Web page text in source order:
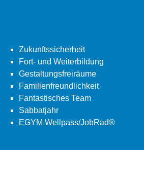
Zukunftssicherheit
Fort- und Weiterbildung
Gestaltungsfreiräume
Familienfreundlichkeit
Fantastisches Team
Sabbatjahr
EGYM Wellpass/JobRad®